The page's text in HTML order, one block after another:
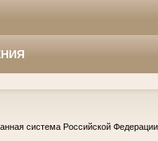
система Российской